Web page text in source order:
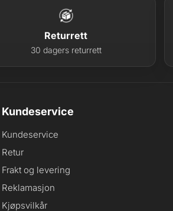
Returrett
30 dagers returrett
Kundeservice
Kundeservice
Retur
Frakt og levering
Reklamasjon
Kjøpsvilkår